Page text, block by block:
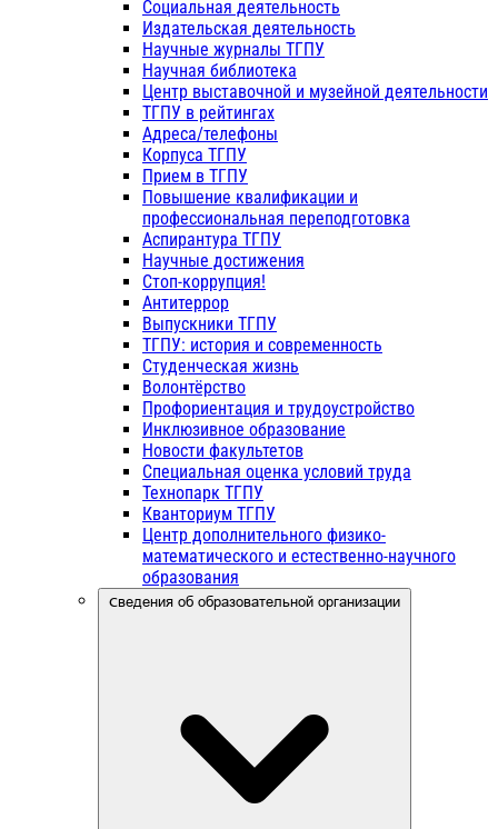
Социальная деятельность
Издательская деятельность
Научные журналы ТГПУ
Научная библиотека
Центр выставочной и музейной деятельности
ТГПУ в рейтингах
Адреса/телефоны
Корпуса ТГПУ
Прием в ТГПУ
Повышение квалификации и
профессиональная переподготовка
Аспирантура ТГПУ
Научные достижения
Стоп-коррупция!
Антитеррор
Выпускники ТГПУ
ТГПУ: история и современность
Студенческая жизнь
Волонтёрство
Профориентация и трудоустройство
Инклюзивное образование
Новости факультетов
Специальная оценка условий труда
Технопарк ТГПУ
Кванториум ТГПУ
Центр дополнительного физико-
математического и естественно-научного
образования
Сведения об образовательной организации